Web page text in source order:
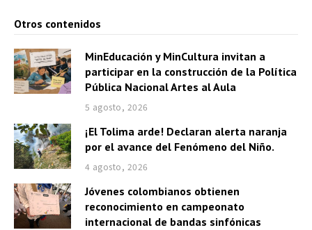
Otros contenidos
MinEducación y MinCultura invitan a
participar en la construcción de la Política
Pública Nacional Artes al Aula
5 agosto, 2026
¡El Tolima arde! Declaran alerta naranja
por el avance del Fenómeno del Niño.
4 agosto, 2026
Jóvenes colombianos obtienen
reconocimiento en campeonato
internacional de bandas sinfónicas